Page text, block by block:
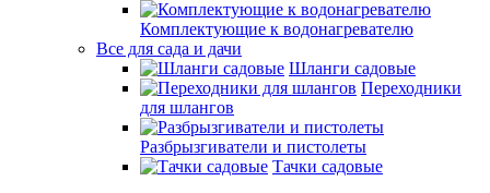
Комплектующие к водонагревателю
Все для сада и дачи
Шланги садовые
Переходники
для шлангов
Разбрызгиватели и пистолеты
Тачки садовые